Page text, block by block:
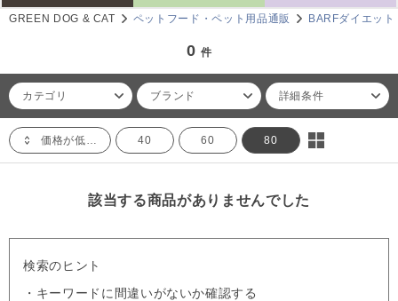
GREEN DOG & CAT ペットフード・ペット用品通販 BARFダイエット
0 件
カテゴリ ブランド 詳細条件
価格が低い順 40 60 80
該当する商品がありませんでした
検索のヒント
・キーワードに間違いがないか確認する